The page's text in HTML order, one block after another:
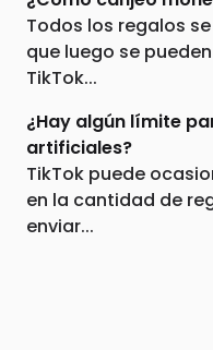
Todos los regalos
que luego se
TikTok...
¿Hay algún límite
artificiales?
TikTok puede
en la cantidad de
enviar...